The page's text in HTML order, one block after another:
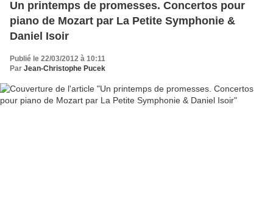
Un printemps de promesses. Concertos pour
piano de Mozart par La Petite Symphonie &
Daniel Isoir
Publié le 22/03/2012 à 10:11
Par Jean-Christophe Pucek